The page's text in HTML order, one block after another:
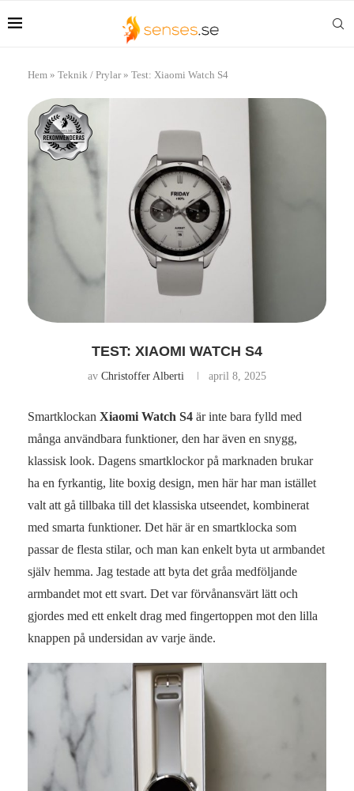
Hem » Teknik / Prylar» Test: Xiaomi Watch S4
TEST: XIAOMI WATCH S4
av Christoffer Alberti april 8, 2025
Smartklockan Xiaomi Watch S4 är inte bara fylld med
många användbara funktioner, den har även en snygg,
klassisk look. Dagens smartklockor på marknaden brukar
ha en fyrkantig, lite boxig design, men här har man istället
valt att gå tillbaka till det klassiska utseendet, kombinerat
med smarta funktioner. Det här är en smartklocka som
passar de flesta stilar, och man kan enkelt byta ut armbandet
själv hemma. Jag testade att byta det gråa medföljande
armbandet mot ett svart. Det var förvånansvärt lätt och
gjordes med ett enkelt drag med fingertoppen mot den lilla
knappen på undersidan av varje ände.